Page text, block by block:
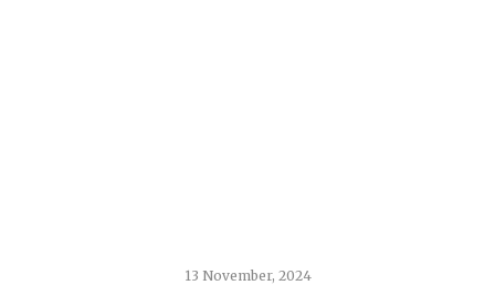
13 November, 2024